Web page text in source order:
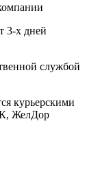
3-х дней
службой
курьерскими
ЖелДор